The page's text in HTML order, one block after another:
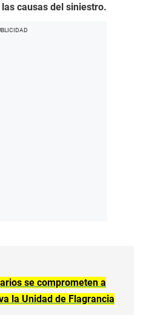
causas del siniestro.
se comprometen a
la Unidad de Flagrancia